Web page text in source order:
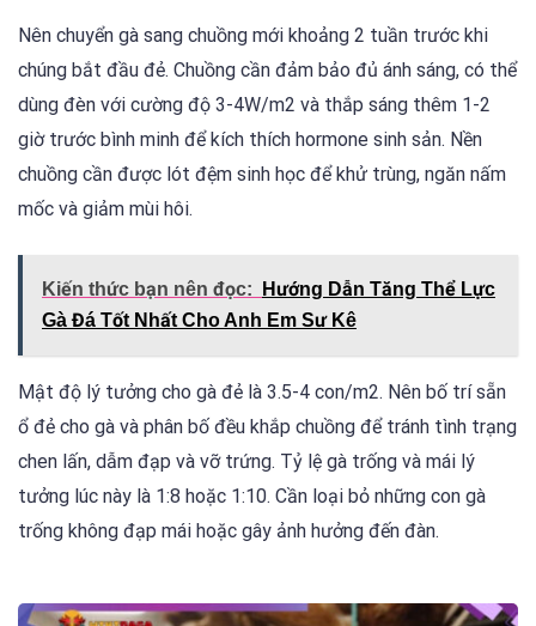
Nên chuyển gà sang chuồng mới khoảng 2 tuần trước khi
chúng bắt đầu đẻ. Chuồng cần đảm bảo đủ ánh sáng, có thể
dùng đèn với cường độ 3-4W/m2 và thắp sáng thêm 1-2
giờ trước bình minh để kích thích hormone sinh sản. Nền
chuồng cần được lót đệm sinh học để khử trùng, ngăn nấm
mốc và giảm mùi hôi.
Kiến thức bạn nên đọc:
Hướng Dẫn Tăng Thể Lực
Gà Đá Tốt Nhất Cho Anh Em Sư Kê
Mật độ lý tưởng cho gà đẻ là 3.5-4 con/m2. Nên bố trí sẵn
ổ đẻ cho gà và phân bố đều khắp chuồng để tránh tình trạng
chen lấn, dẫm đạp và vỡ trứng. Tỷ lệ gà trống và mái lý
tưởng lúc này là 1:8 hoặc 1:10. Cần loại bỏ những con gà
trống không đạp mái hoặc gây ảnh hưởng đến đàn.